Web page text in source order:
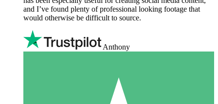
and I’ve found plenty of professional looking footage that
would otherwise be difficult to source.
Anthony